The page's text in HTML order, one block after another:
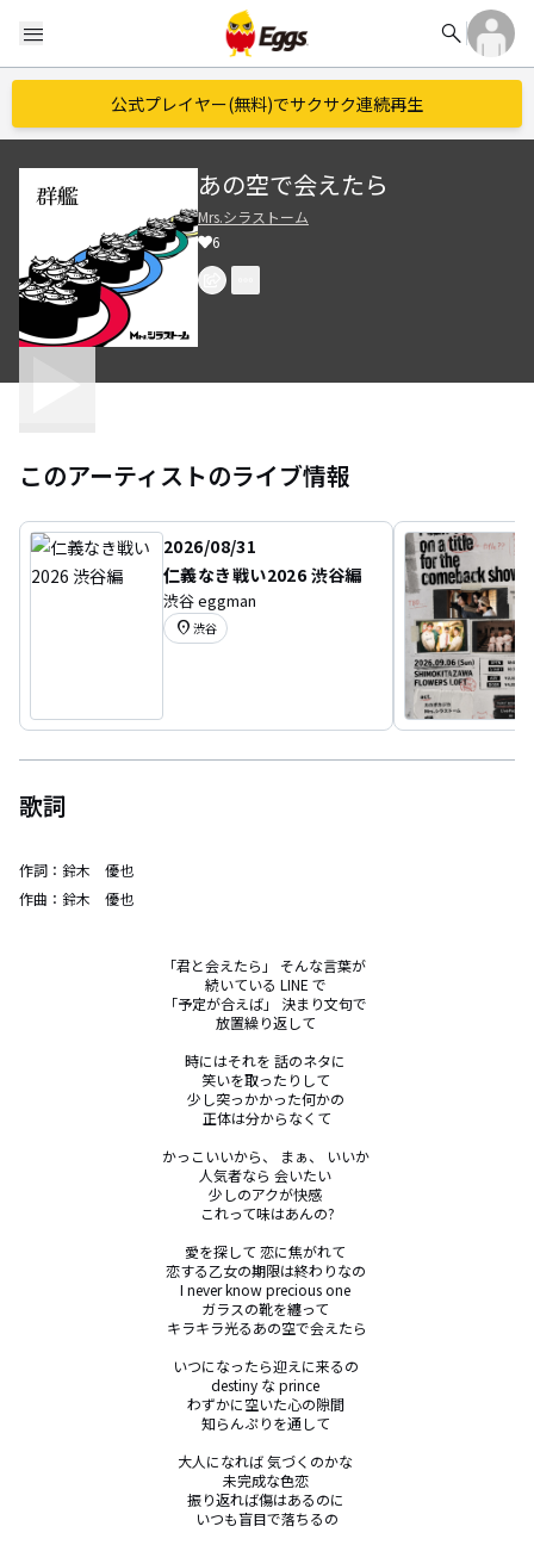
menu search
公式プレイヤー(無料)でサクサク連続再生
あの空で会えたら
Mrs.シラストーム
6
このアーティストのライブ情報
2026/08/31
仁義なき戦い2026 渋谷編
渋谷 eggman
location_on 渋谷
歌詞
作詞： 鈴木 優也
作曲： 鈴木 優也
「君と会えたら」 そんな言葉が
続いている LINE で
「予定が合えば」 決まり文句で
放置繰り返して
時にはそれを 話のネタに
笑いを取ったりして
少し突っかかった何かの
正体は分からなくて
かっこいいから、 まぁ、 いいか
人気者なら 会いたい
少しのアクが快感
これって味はあんの?
愛を探して 恋に焦がれて
恋する乙女の期限は終わりなの
I never know precious one
ガラスの靴を纏って
キラキラ光るあの空で会えたら
いつになったら迎えに来るの
destiny な prince
わずかに空いた心の隙間
知らんぷりを通して
大人になれば 気づくのかな
未完成な色恋
振り返れば傷はあるのに
いつも盲目で落ちるの